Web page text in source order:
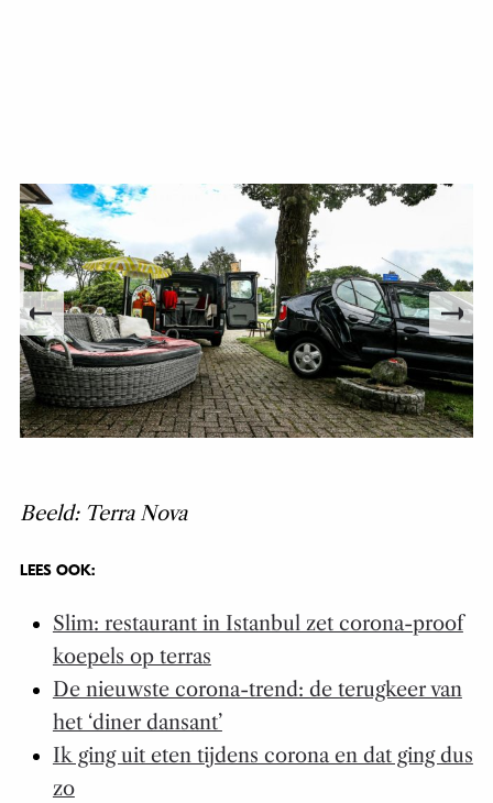
Beeld: Terra Nova
LEES OOK:
Slim: restaurant in Istanbul zet corona-proof
koepels op terras
De nieuwste corona-trend: de terugkeer van
het ‘diner dansant’
Ik ging uit eten tijdens corona en dat ging dus
zo